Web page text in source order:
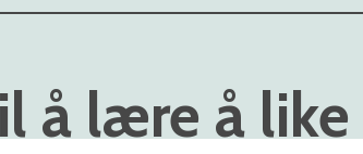
å lære å